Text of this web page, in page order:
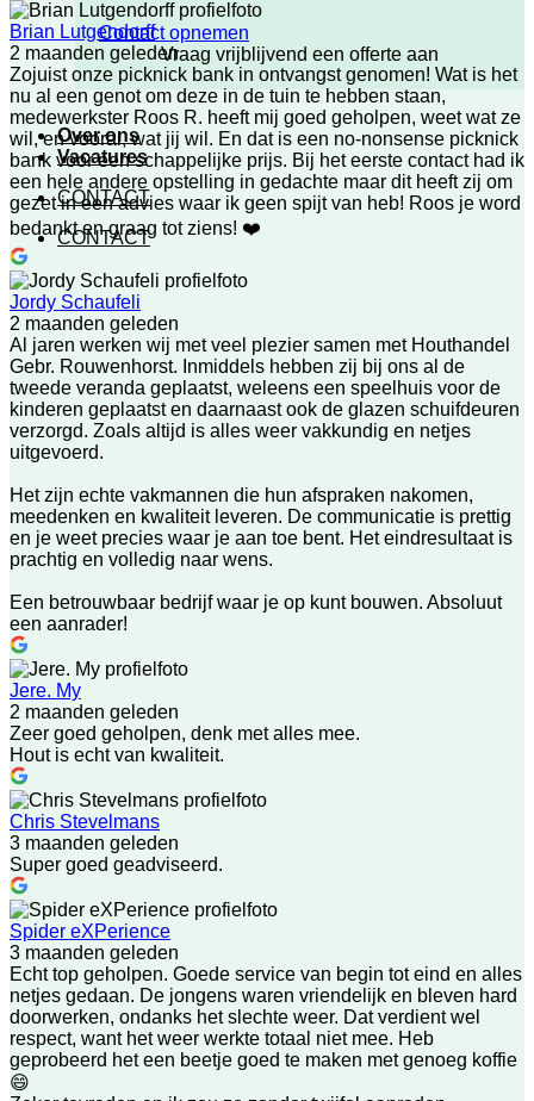
Contact opnemen
Vraag vrijblijvend een offerte aan
Over ons
Vacatures
CONTACT
CONTACT
Brian Lutgendorff
2 maanden geleden
Zojuist onze picknick bank in ontvangst genomen! Wat is het
nu al een genot om deze in de tuin te hebben staan,
medewerkster Roos R. heeft mij goed geholpen, weet wat ze
wil, en vooral, wat jij wil. En dat is een no-nonsense picknick
bank voor een schappelijke prijs. Bij het eerste contact had ik
een hele andere opstelling in gedachte maar dit heeft zij om
gezet in een advies waar ik geen spijt van heb! Roos je word
bedankt en graag tot ziens! ❤️
Jordy Schaufeli
2 maanden geleden
Al jaren werken wij met veel plezier samen met Houthandel
Gebr. Rouwenhorst. Inmiddels hebben zij bij ons al de
tweede veranda geplaatst, weleens een speelhuis voor de
kinderen geplaatst en daarnaast ook de glazen schuifdeuren
verzorgd. Zoals altijd is alles weer vakkundig en netjes
uitgevoerd.
Het zijn echte vakmannen die hun afspraken nakomen,
meedenken en kwaliteit leveren. De communicatie is prettig
en je weet precies waar je aan toe bent. Het eindresultaat is
prachtig en volledig naar wens.
Een betrouwbaar bedrijf waar je op kunt bouwen. Absoluut
een aanrader!
Jere. My
2 maanden geleden
Zeer goed geholpen, denk met alles mee.
Hout is echt van kwaliteit.
Chris Stevelmans
3 maanden geleden
Super goed geadviseerd.
Spider eXPerience
3 maanden geleden
Echt top geholpen. Goede service van begin tot eind en alles
netjes gedaan. De jongens waren vriendelijk en bleven hard
doorwerken, ondanks het slechte weer. Dat verdient wel
respect, want het weer werkte totaal niet mee. Heb
geprobeerd het een beetje goed te maken met genoeg koffie
😄